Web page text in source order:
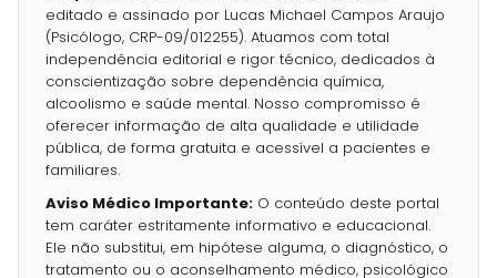
editado e assinado por Lucas Michael Campos Araujo
(Psicólogo, CRP-09/012255). Atuamos com total
independência editorial e rigor técnico, dedicados à
conscientização sobre dependência química,
alcoolismo e saúde mental. Nosso compromisso é
oferecer informação de alta qualidade e utilidade
pública, de forma gratuita e acessível a pacientes e
familiares.
Aviso Médico Importante: O conteúdo deste portal
tem caráter estritamente informativo e educacional.
Ele não substitui, em hipótese alguma, o diagnóstico, o
tratamento ou o aconselhamento médico, psicológico